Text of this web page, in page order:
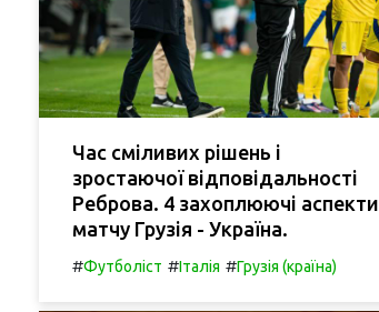
Час сміливих рішень і
зростаючої відповідальності
Реброва. 4 захоплюючі аспекти
матчу Грузія - Україна.
#Футболіст #Італія #Грузія (країна)